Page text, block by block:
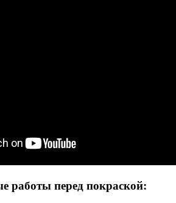
работы перед покраской: